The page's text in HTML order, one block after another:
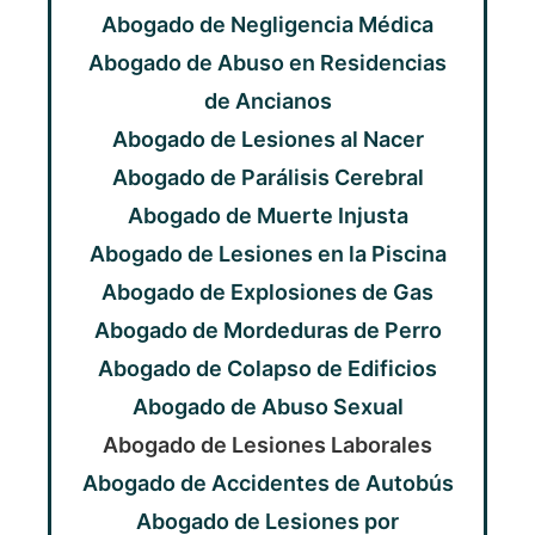
Abogado de Negligencia Médica
Abogado de Abuso en Residencias
de Ancianos
Abogado de Lesiones al Nacer
Abogado de Parálisis Cerebral
Abogado de Muerte Injusta
Abogado de Lesiones en la Piscina
Abogado de Explosiones de Gas
Abogado de Mordeduras de Perro
Abogado de Colapso de Edificios
Abogado de Abuso Sexual
Abogado de Lesiones Laborales
Abogado de Accidentes de Autobús
Abogado de Lesiones por